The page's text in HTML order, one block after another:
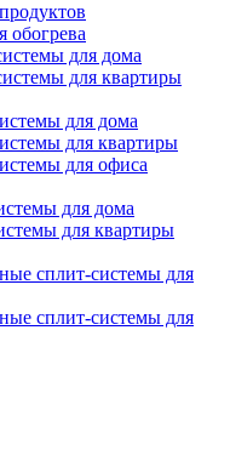
обогрева
для дома
для квартиры
для дома
для квартиры
для офиса
для дома
для квартиры
сплит-системы для
сплит-системы для